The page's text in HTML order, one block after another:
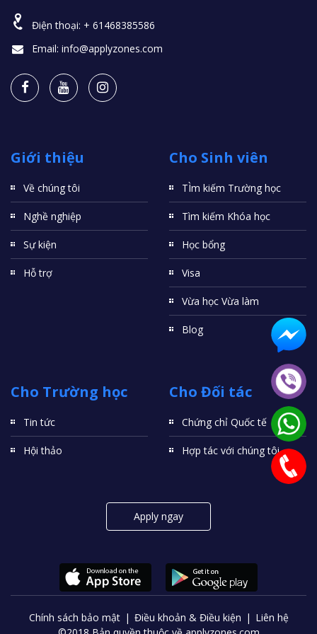
Điện thoại: + 61468385586
Email: info@applyzones.com
Giới thiệu
Về chúng tôi
Nghề nghiệp
Sự kiện
Hỗ trợ
Cho Sinh viên
TÌm kiếm Trường học
Tìm kiếm Khóa học
Học bổng
Visa
Vừa học Vừa làm
Blog
Cho Trường học
Tin tức
Hội thảo
Cho Đối tác
Chứng chỉ Quốc tế
Hợp tác với chúng tôi
Apply ngay
Chính sách bảo mật Điều khoản & Điều kiện
Liên hệ